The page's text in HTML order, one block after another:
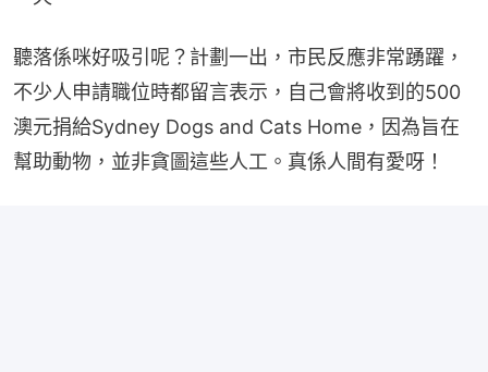
聽落係咪好吸引呢？計劃一出，市民反應非常踴躍，
不少人申請職位時都留言表示，自己會將收到的500
澳元捐給Sydney Dogs and Cats Home，因為旨在
幫助動物，並非貪圖這些人工。真係人間有愛呀！